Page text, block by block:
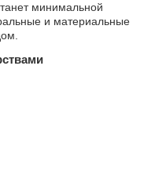
минимальной
и материальные